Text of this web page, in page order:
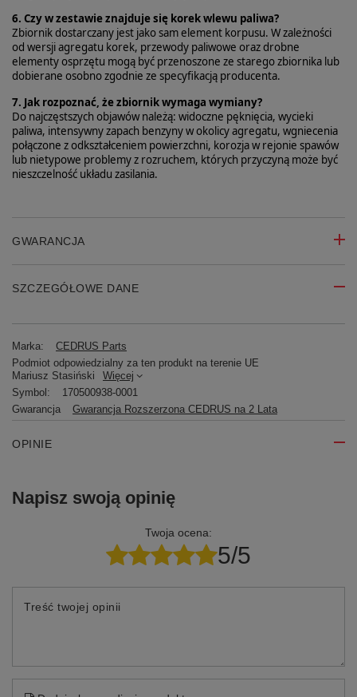
6. Czy w zestawie znajduje się korek wlewu paliwa?
Zbiornik dostarczany jest jako sam element korpusu. W zależności
od wersji agregatu korek, przewody paliwowe oraz drobne
elementy osprzętu mogą być przenoszone ze starego zbiornika lub
dobierane osobno zgodnie ze specyfikacją producenta.
7. Jak rozpoznać, że zbiornik wymaga wymiany?
Do najczęstszych objawów należą: widoczne pęknięcia, wycieki
paliwa, intensywny zapach benzyny w okolicy agregatu, wgniecenia
połączone z odkształceniem powierzchni, korozja w rejonie spawów
lub nietypowe problemy z rozruchem, których przyczyną może być
nieszczelność układu zasilania.
GWARANCJA
SZCZEGÓŁOWE DANE
Marka:
CEDRUS Parts
Podmiot odpowiedzialny za ten produkt na terenie UE
Mariusz Stasiński
Więcej
Symbol:
170500938-0001
Gwarancja
Gwarancja Rozszerzona CEDRUS na 2 Lata
OPINIE
Napisz swoją opinię
Twoja ocena:
5/5
Treść twojej opinii